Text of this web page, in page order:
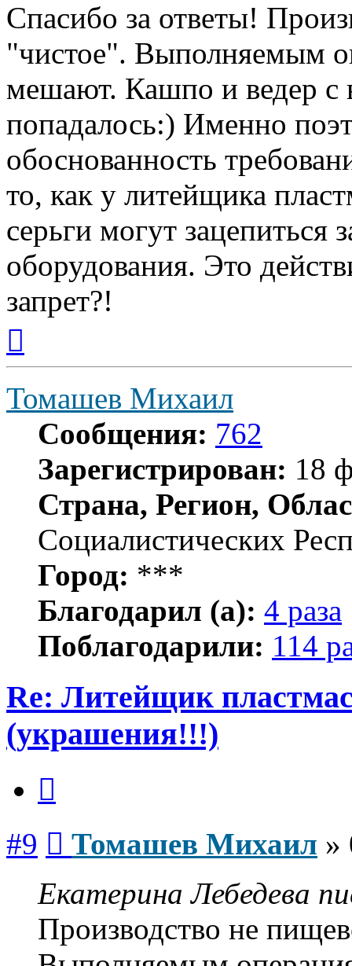
Спасибо за ответы!
"чистое". Выполняемым
мешают. Кашпо и ведер с
попадалось:) Именно
обоснованность
то, как у литейщика
серьги могут зацепиться
оборудования. Это
запрет?!
началу
Томашев Михаил
Сообщения: 762
Зарегистрирован: 18
Страна, Регион,
Социалистических
Город: ***
Благодарил (а): 4 раза
Поблагодарили: 114
Re: Литейщик
(украшения!!!)
#9 Томашев Михаил »
Екатерина Лебедева
Производство не